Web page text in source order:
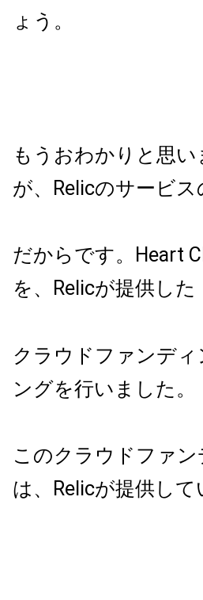
ょう。
もうおわかりと思
が、 Relicのサービス
だからです。 Heart
を、
Relicが提供した
クラウドファンデ
ングを行いました。
このクラウドファ
は、
Relicが提供して